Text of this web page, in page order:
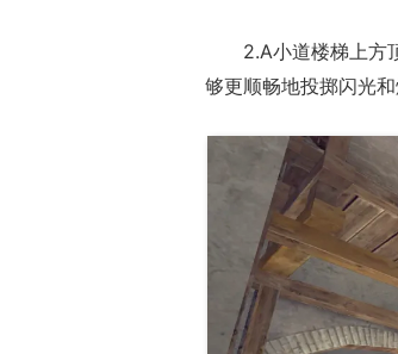
2.A小道楼梯上方
够更顺畅地投掷闪光